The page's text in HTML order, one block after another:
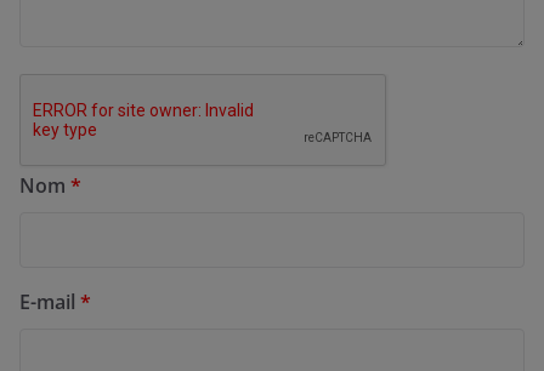
Nom *
E-mail *